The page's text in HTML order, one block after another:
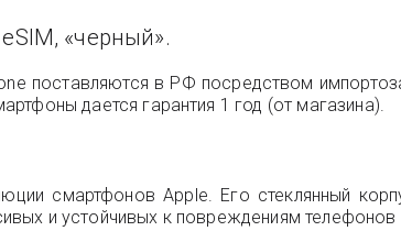
«черный».
поставляются в РФ посредством
дается гарантия 1 год (от магазина).
смартфонов Apple. Его стеклянный
и устойчивых к повреждениям телефонов